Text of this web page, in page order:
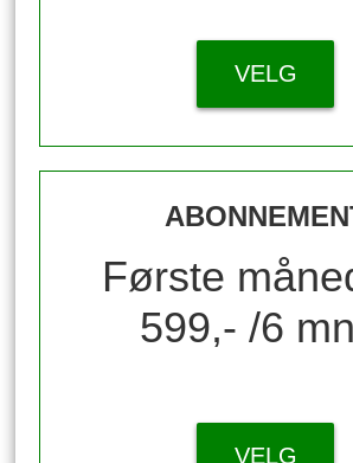
VELG
Første
599,- /6
VELG